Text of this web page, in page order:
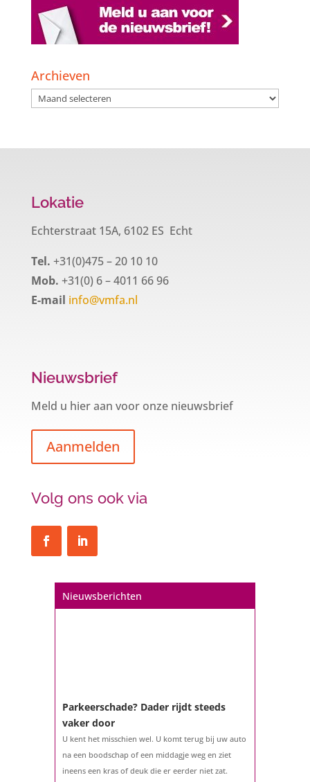
Archieven
Archieven
Lokatie
Echterstraat 15A, 6102 ES Echt
Tel. +31(0)475 – 20 10 10
Mob. +31(0) 6 – 4011 66 96
E-mail info@vmfa.nl
Nieuwsbrief
Meld u hier aan voor onze nieuwsbrief
Aanmelden
Volg ons ook via
Nieuwsberichten
Parkeerschade? Dader rijdt steeds
vaker door
U kent het misschien wel. U komt terug bij uw auto
na een boodschap of een middagje weg en ziet
ineens een kras of deuk die er eerder niet zat.